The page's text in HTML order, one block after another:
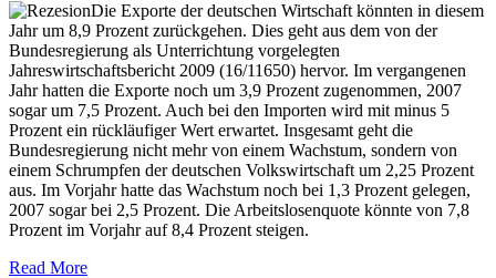
Die Exporte der deutschen Wirtschaft könnten in diesem
Jahr um 8,9 Prozent zurückgehen. Dies geht aus dem von der
Bundesregierung als Unterrichtung vorgelegten
Jahreswirtschaftsbericht 2009 (16/11650) hervor. Im vergangenen
Jahr hatten die Exporte noch um 3,9 Prozent zugenommen, 2007
sogar um 7,5 Prozent. Auch bei den Importen wird mit minus 5
Prozent ein rückläufiger Wert erwartet. Insgesamt geht die
Bundesregierung nicht mehr von einem Wachstum, sondern von
einem Schrumpfen der deutschen Volkswirtschaft um 2,25 Prozent
aus. Im Vorjahr hatte das Wachstum noch bei 1,3 Prozent gelegen,
2007 sogar bei 2,5 Prozent. Die Arbeitslosenquote könnte von 7,8
Prozent im Vorjahr auf 8,4 Prozent steigen.
Read More